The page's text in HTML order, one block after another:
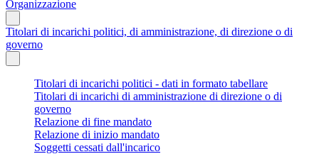
Organizzazione
Titolari di incarichi politici, di amministrazione, di direzione o di
governo
Titolari di incarichi politici - dati in formato tabellare
Titolari di incarichi di amministrazione di direzione o di
governo
Relazione di fine mandato
Relazione di inizio mandato
Soggetti cessati dall'incarico